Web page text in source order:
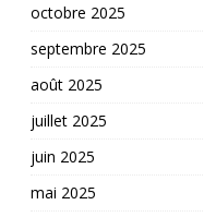
octobre 2025
septembre 2025
août 2025
juillet 2025
juin 2025
mai 2025